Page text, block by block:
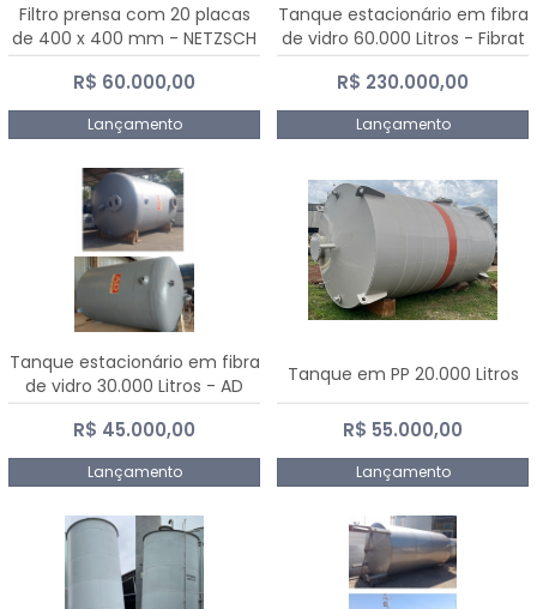
Filtro prensa com 20 placas
de 400 x 400 mm - NETZSCH
R$ 60.000,00
Lançamento
Tanque estacionário em fibra
de vidro 60.000 Litros - Fibrat
R$ 230.000,00
Lançamento
Tanque estacionário em fibra
de vidro 30.000 Litros - AD
Fibras
R$ 45.000,00
Lançamento
Tanque em PP 20.000 Litros
R$ 55.000,00
Lançamento